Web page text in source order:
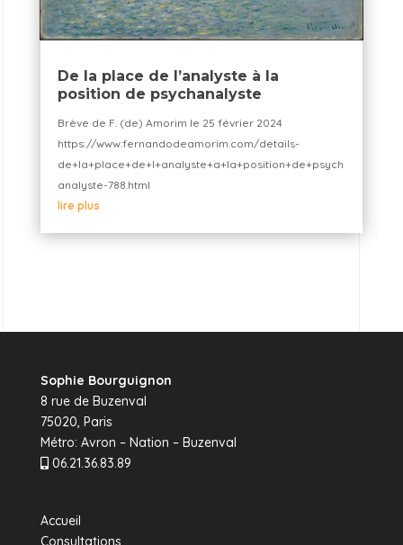
De la place de l’analyste à la
position de psychanalyste
Brève de F. (de) Amorim le 25 février 2024
https://www.fernandodeamorim.com/details-
de+la+place+de+l+analyste+a+la+position+de+psych
analyste-788.html
lire plus
Sophie Bourguignon
8 rue de Buzenval
75020, Paris
Métro: Avron – Nation – Buzenval
06.21.36.83.89
Accueil
Consultations